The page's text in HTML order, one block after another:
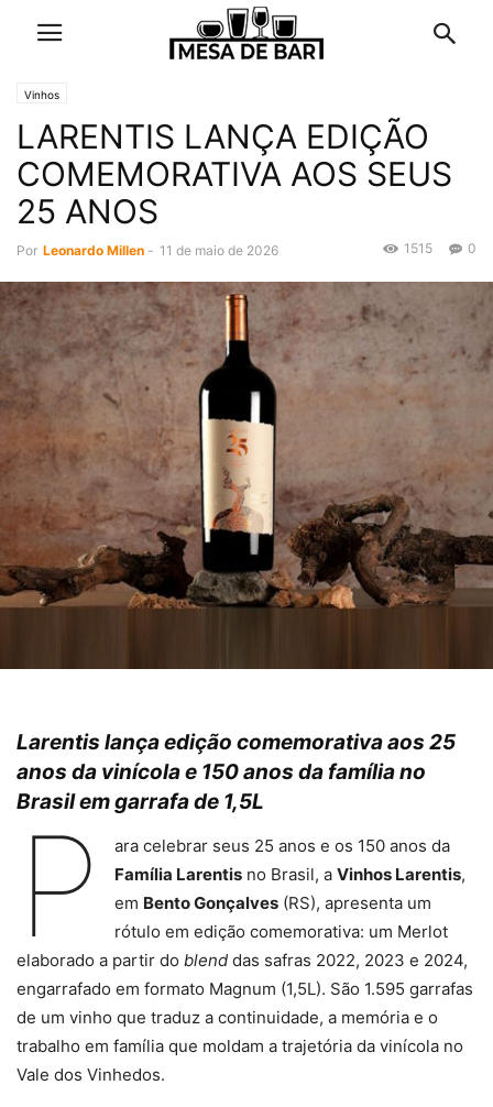
Vinhos
LARENTIS LANÇA EDIÇÃO
COMEMORATIVA AOS SEUS
25 ANOS
Por Leonardo Millen - 11 de maio de 2026 0
1515
Larentis lança edição comemorativa aos 25
anos da vinícola e 150 anos da família no
Brasil em garrafa de 1,5L
P
ara celebrar seus 25 anos e os 150 anos da
Família Larentisno Brasil, a Vinhos Larentis,
em Bento Gonçalves(RS), apresenta um
rótulo em edição comemorativa: um Merlot
elaborado a partir do blend das safras 2022, 2023 e 2024,
engarrafado em formato Magnum (1,5L). São 1.595 garrafas
de um vinho que traduz a continuidade, a memória e o
trabalho em família que moldam a trajetória da vinícola no
Vale dos Vinhedos.